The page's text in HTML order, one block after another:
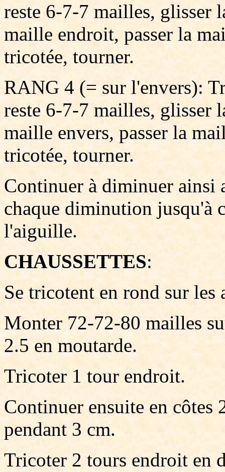
reste 6-7-7 mailles, glisser
maille endroit, passer la
tricotée, tourner.
RANG 4 (= sur l'envers):
reste 6-7-7 mailles, glisser
maille envers, passer la
tricotée, tourner.
Continuer à diminuer ainsi
chaque diminution jusqu'à
l'aiguille.
CHAUSSETTES:
Se tricotent en rond sur
Monter 72-72-80 mailles
2.5 en moutarde.
Tricoter 1 tour endroit.
Continuer ensuite en
pendant 3 cm.
Tricoter 2 tours endroit en